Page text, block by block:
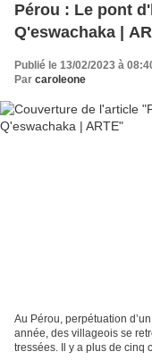
Pérou : Le pont
Q'eswachaka |
Publié le 13/02/2023 à
Par caroleone
Au Pérou, perpétuation
année, des villageois se
tressées. Il y a plus de cinq